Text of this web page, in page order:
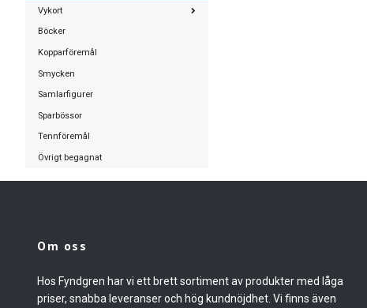
Vykort
Böcker
Kopparföremål
Smycken
Samlarfigurer
Sparbössor
Tennföremål
Övrigt begagnat
Om oss
Hos Fyndgren har vi ett brett sortiment av produkter med låga
priser, snabba leveranser och hög kundnöjdhet. Vi finns även